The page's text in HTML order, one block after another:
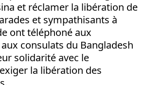
et réclamer la libération de
et sympathisants à
ont téléphoné aux
consulats du Bangladesh
solidarité avec le
la libération des